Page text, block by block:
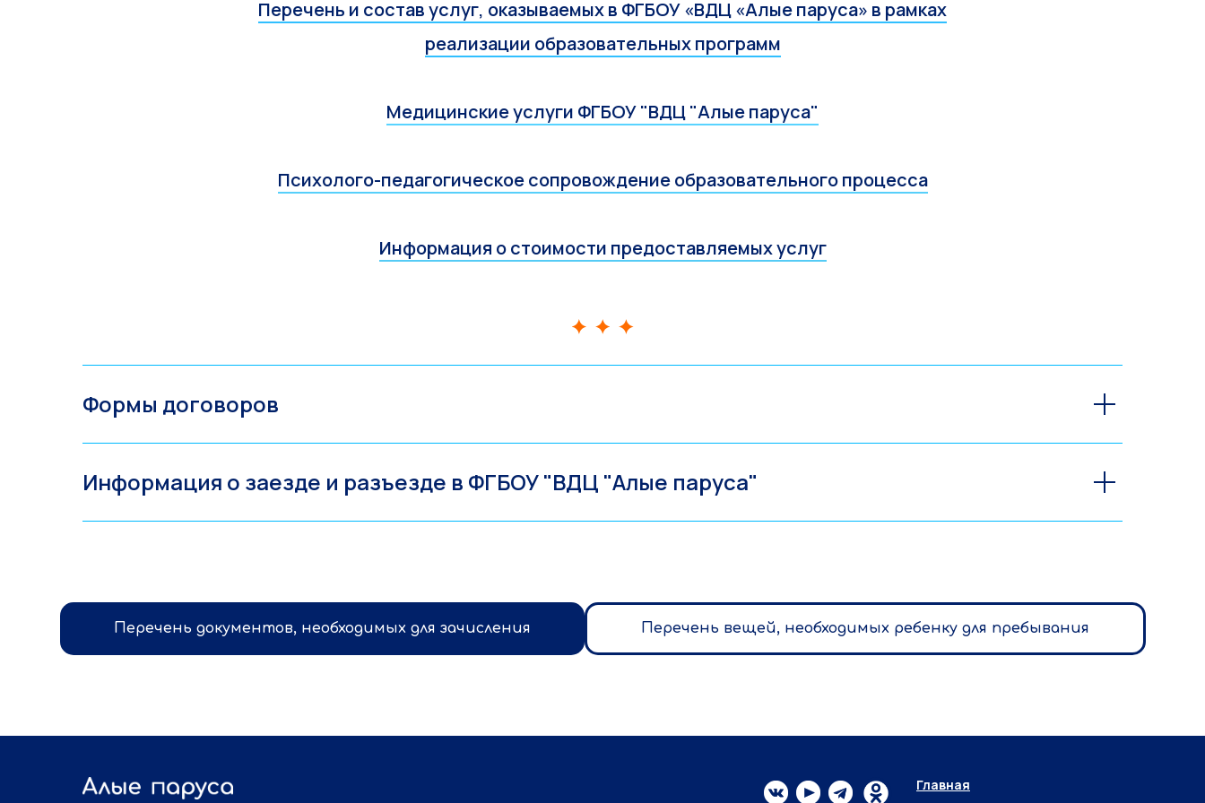
Перечень и состав услуг, оказываемых в ФГБОУ «ВДЦ «Алые паруса» в рамках
реализации образовательных программ
Медицинские услуги ФГБОУ "ВДЦ "Алые паруса"
Психолого-педагогическое сопровождение образовательного процесса
Информация о стоимости предоставляемых услуг
Формы договоров
Информация о заезде и разъезде в ФГБОУ "ВДЦ "Алые паруса"
Перечень документов, необходимых для зачисления Перечень вещей, необходимых ребенку для пребывания
Главная